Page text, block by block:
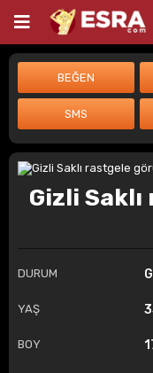
Gizli
DURUM
YAŞ
BOY